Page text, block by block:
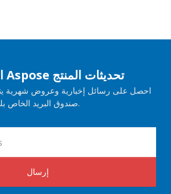
اشترك في Aspose تحديثات المنتج
احصل على رسائل إخبارية وعروض شهرية
صندوق البريد الخاص بك.
إرسال